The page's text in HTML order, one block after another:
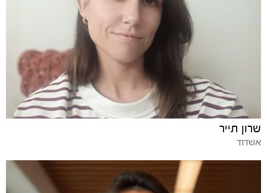
שרון תייר
אשדוד